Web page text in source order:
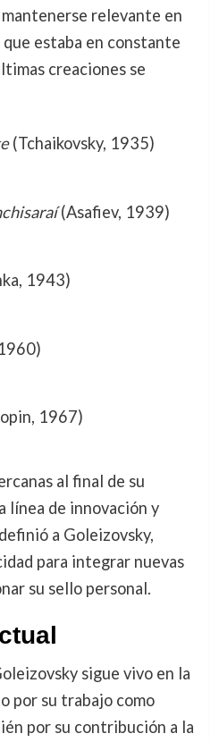
relevante en
estaba en constante
creaciones se
(Tchaikovsky, 1935)
(Asafiev, 1939)
1943)
1967)
al final de su
línea de innovación y
a Goleizovsky,
para integrar nuevas
su sello personal.
sigue vivo en la
por su trabajo como
por su contribución a la